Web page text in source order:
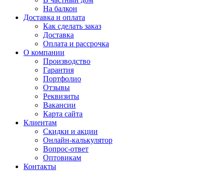
На балкон
Доставка и оплата
Как сделать заказ
Доставка
Оплата и рассрочка
О компании
Производство
Гарантия
Портфолио
Отзывы
Реквизиты
Вакансии
Карта сайта
Клиентам
Скидки и акции
Онлайн-калькулятор
Вопрос-ответ
Оптовикам
Контакты